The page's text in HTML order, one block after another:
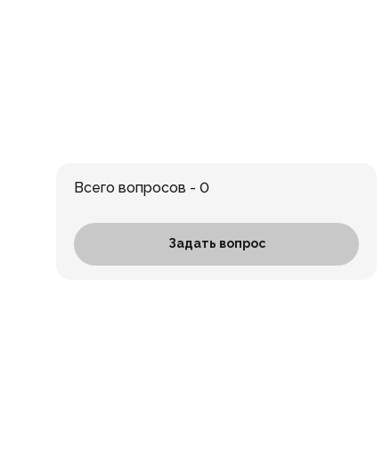
Всего вопросов - 0
Задать вопрос